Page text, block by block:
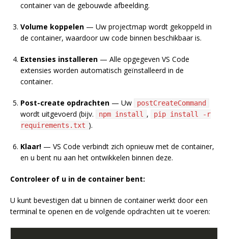
container van de gebouwde afbeelding.
Volume koppelen — Uw projectmap wordt gekoppeld in
de container, waardoor uw code binnen beschikbaar is.
Extensies installeren — Alle opgegeven VS Code
extensies worden automatisch geïnstalleerd in de
container.
Post-create opdrachten — Uw postCreateCommand
wordt uitgevoerd (bijv. npm install ,
pip install -r
requirements.txt ).
Klaar! — VS Code verbindt zich opnieuw met de container,
en u bent nu aan het ontwikkelen binnen deze.
Controleer of u in de container bent:
U kunt bevestigen dat u binnen de container werkt door een
terminal te openen en de volgende opdrachten uit te voeren: